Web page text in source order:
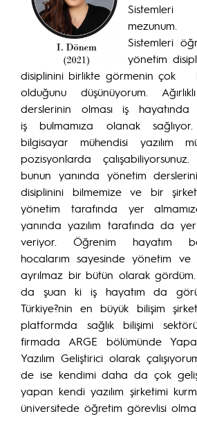
mezunum.
Sistemleri
yönetim
disiplinini birlikte görmenin çok
olduğunu düşünüyorum.
derslerinin olması iş
iş bulmamıza olanak
bilgisayar mühendisi yazılım
pozisyonlarda
bunun yanında yönetim
disiplinini bilmemize ve bir
yönetim tarafında yer
yanında yazılım tarafında da
veriyor. Öğrenim hayatım
hocalarım sayesinde yönetim ve
ayrılmaz bir bütün olarak gördüm.
da şuan ki iş hayatım da
Türkiye?nin en büyük bilişim
platformda sağlık bilişimi
firmada ARGE bölümünde
Yazılım Geliştirici olarak
de ise kendimi daha da çok
yapan kendi yazılım şirketimi
üniversitede öğretim görevlisi